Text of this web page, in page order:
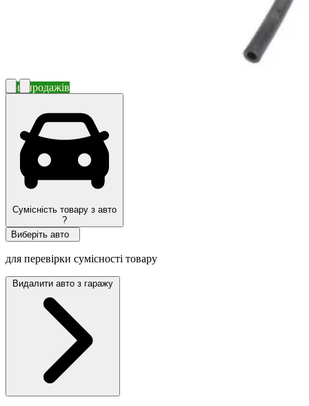
Топ продажів
Сумісність товару з авто
?
Виберіть авто
для перевірки сумісності товару
Видалити авто з гаражу